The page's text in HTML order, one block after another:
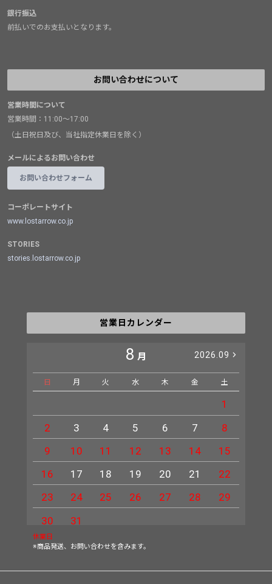
銀行振込
前払いでのお支払いとなります。
お問い合わせについて
営業時間について
営業時間：11:00～17:00
（土日祝日及び、当社指定休業日を除く）
メールによるお問い合わせ
お問い合わせフォーム
コーポレートサイト
www.lostarrow.co.jp
STORIES
stories.lostarrow.co.jp
営業日カレンダー
8 月 2026.09
日 月 火 水 木 金 土
1
2
3 4 5 6 7
8
9
10 11 12 13 14
15
16
17 18 19 20 21
22
23
24 25 26 27 28
29
30
31
休業日
※商品発送、お問い合わせを含みます。